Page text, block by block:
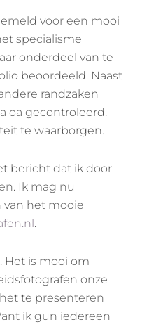
voor een mooi
specialisme
onderdeel van te
beoordeeld. Naast
randzaken
oa gecontroleerd.
te waarborgen.
bericht dat ik door
Ik mag nu
het mooie
.
Het is mooi om
onze
te presenteren
ik gun iedereen